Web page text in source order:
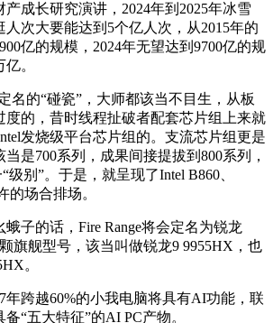
长研究演讲，2024年到2025年冰雪
次大要能达到5个亿人次，从2015年的
亿的规模，2024年无望达到9700亿的规
。
的“碰瓷”，大师都该当不目生，从板
度的，昔时线程扯破者配套芯片组上来就
发烧级平台芯片组的。支流芯片组更是
是700系列，成果间接提拔到800系列，
级别”。于是，就呈现了Intel B860、
的场合排场。
的话，Fire Range将会定名为锐龙
旗舰型号，该当叫做锐龙9 9955HX，也
。
跨越60%的小我电脑将具有AI功能，联
“五大特征”的AI PC产物。